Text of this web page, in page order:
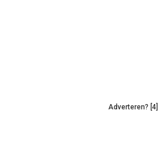
Adverteren? [4]